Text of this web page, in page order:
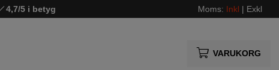
4,7/5 i betyg Moms: Inkl | Exkl
VARUKORG